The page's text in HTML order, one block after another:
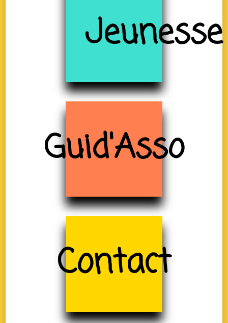
Jeunesse
Guid'Asso
Contact